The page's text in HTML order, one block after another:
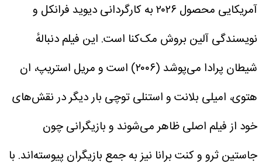
آمریکایی محصول ۲۰۲۶ به کارگردانی دیوید فرانکل و
نویسندگی آلین بروش مک‌کنا است. این فیلم دنبالهٔ
شیطان پرادا می‌پوشد (۲۰۰۶) است و مریل استریپ، ان
هتوی، امیلی بلانت و استنلی توچی بار دیگر در نقش‌های
خود از فیلم اصلی ظاهر می‌شوند و بازیگرانی چون
جاستین ثرو و کنت برانا نیز به جمع بازیگران پیوسته‌اند. با